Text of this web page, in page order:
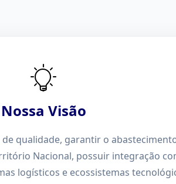
Nossa Visão
qualidade, garantir o
Nacional, possuir integração
logísticos e ecossistemas